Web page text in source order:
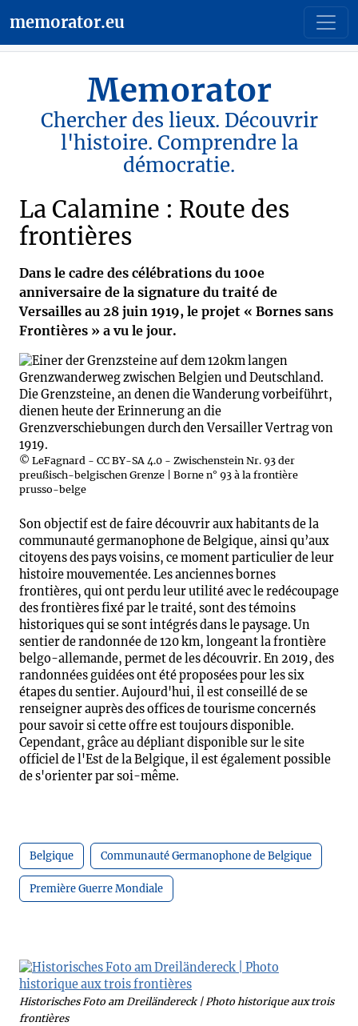
memorator.eu
Memorator
Chercher des lieux. Découvrir
l'histoire. Comprendre la
démocratie.
La Calamine : Route des
frontières
Dans le cadre des célébrations du 100e
anniversaire de la signature du traité de
Versailles au 28 juin 1919, le projet « Bornes sans
Frontières » a vu le jour.
© LeFagnard - CC BY-SA 4.0 - Zwischenstein Nr. 93 der
preußisch-belgischen Grenze | Borne n° 93 à la frontière
prusso-belge
Son objectif est de faire découvrir aux habitants de la
communauté germanophone de Belgique, ainsi qu’aux
citoyens des pays voisins, ce moment particulier de leur
histoire mouvementée. Les anciennes bornes
frontières, qui ont perdu leur utilité avec le redécoupage
des frontières fixé par le traité, sont des témoins
historiques qui se sont intégrés dans le paysage. Un
sentier de randonnée de 120 km, longeant la frontière
belgo-allemande, permet de les découvrir. En 2019, des
randonnées guidées ont été proposées pour les six
étapes du sentier. Aujourd'hui, il est conseillé de se
renseigner auprès des offices de tourisme concernés
pour savoir si cette offre est toujours disponible.
Cependant, grâce au dépliant disponible sur le site
officiel de l'Est de la Belgique, il est également possible
de s'orienter par soi-même.
Belgique Communauté Germanophone de Belgique
Première Guerre Mondiale
Historisches Foto am Dreiländereck | Photo historique aux trois
frontières